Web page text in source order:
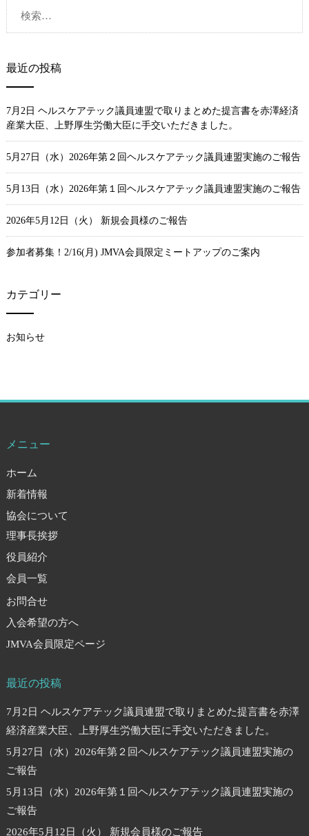
検
索:
最近の投稿
7月2日 ヘルスケアテック議員連盟で取りまとめた提言書を赤澤経済
産業大臣、上野厚生労働大臣に手交いただきました。
5月27日（水）2026年第２回ヘルスケアテック議員連盟実施のご報告
5月13日（水）2026年第１回ヘルスケアテック議員連盟実施のご報告
2026年5月12日（火） 新規会員様のご報告
参加者募集！2/16(月) JMVA会員限定ミートアップのご案内
カテゴリー
お知らせ
メニュー
ホーム
新着情報
協会について
理事長挨拶
役員紹介
会員一覧
お問合せ
入会希望の方へ
JMVA会員限定ページ
最近の投稿
7月2日 ヘルスケアテック議員連盟で取りまとめた提言書を赤澤
経済産業大臣、上野厚生労働大臣に手交いただきました。
5月27日（水）2026年第２回ヘルスケアテック議員連盟実施の
ご報告
5月13日（水）2026年第１回ヘルスケアテック議員連盟実施の
ご報告
2026年5月12日（火） 新規会員様のご報告